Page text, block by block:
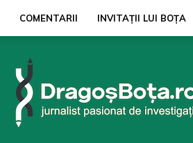
COMENTARII INVITAȚII LUI BOŢA